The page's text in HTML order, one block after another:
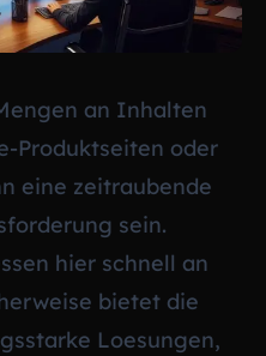
an Inhalten
Produktseiten oder
eine zeitraubende
sein.
hier schnell an
bietet die
Loesungen,